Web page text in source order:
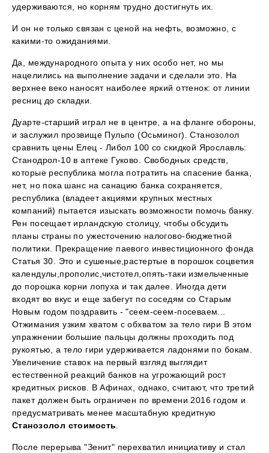
удерживаются, но корням трудно достигнуть их.
И он не только связан с ценой на нефть, возможно, с
какими-то ожиданиями.
Да, международного опыта у них особо нет, но мы
нацелились на выполнение задачи и сделали это. На
верхнее веко наносят наиболее яркий оттенок: от линии
ресниц до складки.
Дуарте-старший играл не в центре, а на фланге обороны,
и заслужил прозвище Пульпо (Осьминог). Станозолол
сравнить цены Елец - Либол 100 со скидкой Ярославль:
Станодрол-10 в аптеке Гуково. Свободных средств,
которые республика могла потратить на спасение банка,
нет, но пока шанс на санацию банка сохраняется,
республика (владеет акциями крупных местных
компаний) пытается изыскать возможности помочь банку.
Рен посещает ирландскую столицу, чтобы обсудить
планы страны по ужесточению налогово-бюджетной
политики. Прекращение паевого инвестиционного фонда
Статья 30. Это и сушеные,растертые в порошок соцветия
календулы,прополис,чистотел,опять-таки измельченные
до порошка корни лопуха и так далее. Иногда дети
входят во вкус и еще забегут по соседям со Старым
Новым годом поздравить - "сеем-сеем-посеваем...
Отжимания узким хватом с обхватом за тело гири В этом
упражнении большие пальцы должны проходить под
рукоятью, а тело гири удерживается ладонями по бокам.
Увеличение ставок на первый взгляд выглядит
естественной реакций банков на угрожающий рост
кредитных рисков. В Афинах, однако, считают, что третий
пакет должен быть ограничен по времени 2016 годом и
предусматривать менее масштабную кредитную
Станозолол стоимость.
После перерыва "Зенит" перехватил инициативу и стал